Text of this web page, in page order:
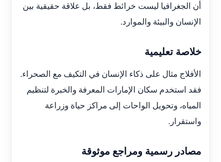
أن الجغرافيا ليست خرائط فقط، بل علاقة حقيقية بين
الإنسان والبيئة والموارد.
خلاصة تعليمية
الأفلاج مثال على ذكاء الإنسان في التكيف مع الصحراء.
فقد استخدم سكان الإمارات المعرفة والخبرة لتنظيم
المياه، وتحويل الواحات إلى مراكز حياة وزراعة
واستقرار.
مصادر رسمية ومراجع موثوقة